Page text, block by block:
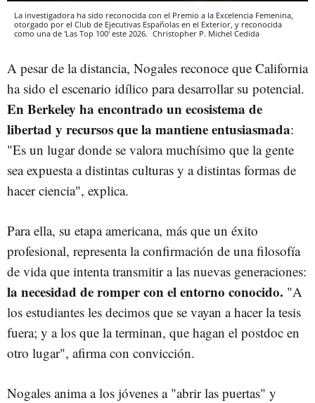
La investigadora ha sido reconocida con el Premio a la Excelencia Femenina,
otorgado por el Club de Ejecutivas Españolas en el Exterior, y reconocida
como una de 'Las Top 100' este 2026. Christopher P. Michel Cedida
A pesar de la distancia, Nogales reconoce que California
ha sido el escenario idílico para desarrollar su potencial.
En Berkeley ha encontrado un ecosistema de
libertad y recursos que la mantieneentusiasmada:
"Es un lugar donde se valora muchísimo que la gente
sea expuesta a distintas culturas y a distintas formas de
hacer ciencia", explica.
Para ella, su etapa americana, más que un éxito
profesional, representa la confirmación de una filosofía
de vida que intenta transmitir a las nuevas generaciones:
la necesidad de romper con el entorno conocido. "A
los estudiantes les decimos que se vayan a hacer la tesis
fuera; y a los que la terminan, que hagan el postdoc en
otro lugar", afirma con convicción.
Nogales anima a los jóvenes a "abrir las puertas" y